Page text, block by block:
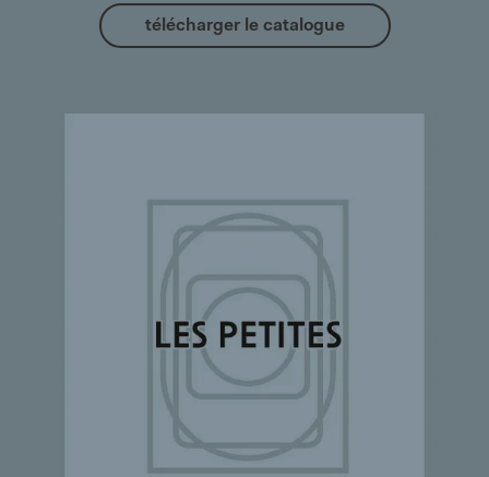
télécharger le catalogue